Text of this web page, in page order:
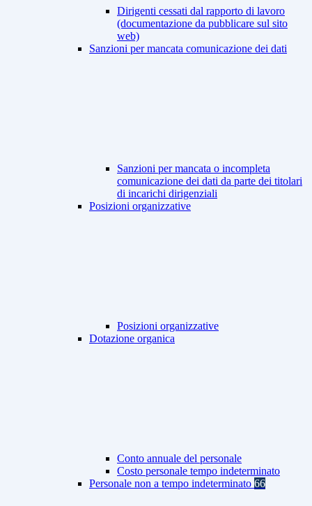
Dirigenti cessati dal rapporto di lavoro
(documentazione da pubblicare sul sito
web)
Sanzioni per mancata comunicazione dei dati
Sanzioni per mancata o incompleta
comunicazione dei dati da parte dei titolari
di incarichi dirigenziali
Posizioni organizzative
Posizioni organizzative
Dotazione organica
Conto annuale del personale
Costo personale tempo indeterminato
Personale non a tempo indeterminato 66